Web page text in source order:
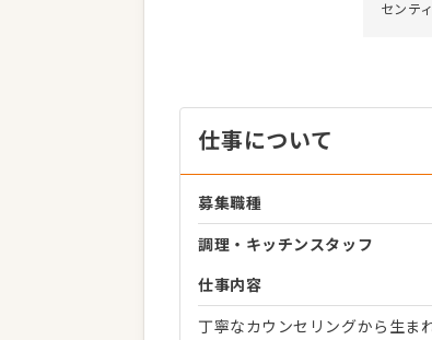
センテ
仕事について
募集職種
調理・キッチンスタッフ
仕事内容
丁寧なカウンセリングから生ま